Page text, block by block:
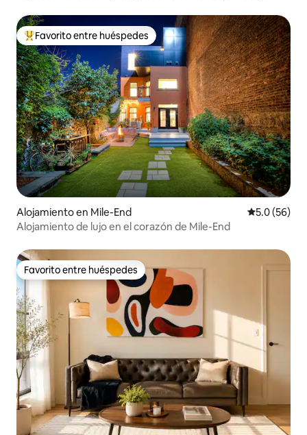
Favorito entre huéspedes preferido
Favorito entre huéspedes
Alojamiento en Mile-End Calificación
5.0 (56)
Alojamiento de lujo en el corazón de Mile-End
Favorito entre huéspedes
Favorito entre huéspedes